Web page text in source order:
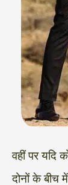
वहीं पर यदि
दोनों के बीच